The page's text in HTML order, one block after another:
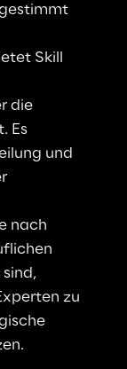
Skill
die
Es
und
nach
zu
.